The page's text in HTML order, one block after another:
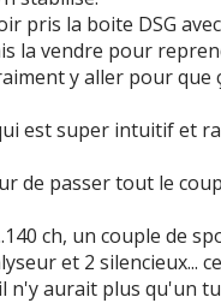
pris la boite DSG
la vendre pour
y aller pour que
est super intuitif et
de passer tout le
ch, un couple de
et 2 silencieux...
n'y aurait plus qu'un